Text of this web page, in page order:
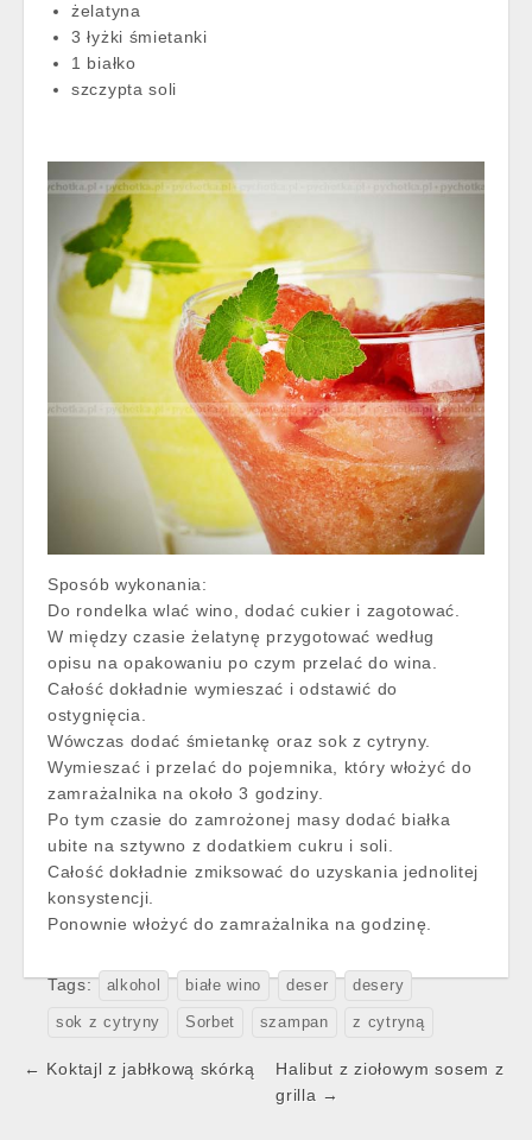
żelatyna
3 łyżki śmietanki
1 białko
szczypta soli
Sposób wykonania:
Do rondelka wlać wino, dodać cukier i zagotować.
W między czasie żelatynę przygotować według
opisu na opakowaniu po czym przelać do wina.
Całość dokładnie wymieszać i odstawić do
ostygnięcia.
Wówczas dodać śmietankę oraz sok z cytryny.
Wymieszać i przelać do pojemnika, który włożyć do
zamrażalnika na około 3 godziny.
Po tym czasie do zamrożonej masy dodać białka
ubite na sztywno z dodatkiem cukru i soli.
Całość dokładnie zmiksować do uzyskania jednolitej
konsystencji.
Ponownie włożyć do zamrażalnika na godzinę.
Tags: alkohol białe wino deser desery
sok z cytryny Sorbet szampan z cytryną
Post
← Koktajl z jabłkową skórką
Halibut z ziołowym sosem z
grilla →